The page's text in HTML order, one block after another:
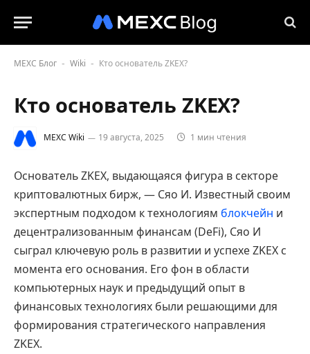
MEXC Блог - Wiki - Кто основатель ZKEX?
Кто основатель ZKEX?
MEXC Wiki 19 августа, 2025 1 мин чтения
Основатель ZKEX, выдающаяся фигура в секторе
криптовалютных бирж, — Сяо И. Известный своим
экспертным подходом к технологиям блокчейн и
децентрализованным финансам (DeFi), Сяо И
сыграл ключевую роль в развитии и успехе ZKEX с
момента его основания. Его фон в области
компьютерных наук и предыдущий опыт в
финансовых технологиях были решающими для
формирования стратегического направления
ZKEX.